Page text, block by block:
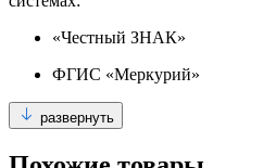
«Честный ЗНАК»
ФГИС «Меркурий»
развернуть